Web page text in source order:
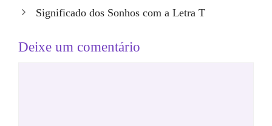
Significado dos Sonhos com a Letra T
Deixe um comentário